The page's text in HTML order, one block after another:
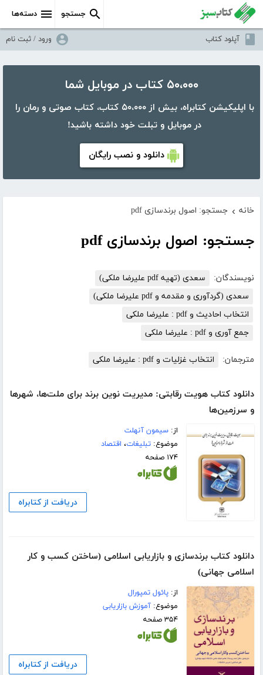
دسته‌ها جستجو
آپلود کتاب ورود / ثبت نام
۵۰،۰۰۰ کتاب در موبایل شما
با اپلیکیشن کتابراه، بیش از ۵۰،۰۰۰ کتاب، کتاب صوتی و رمان را
در موبایل و تبلت خود داشته باشید!
دانلود و نصب رایگان
خانه › جستجو: اصول برندسازی pdf
جستجو: اصول برندسازی pdf
نویسندگان:
سعدی (تهیه pdf علیرضا ملکی)
سعدی (گردآوری و مقدمه و pdf علیرضا ملکی)
انتخاب احادیث و pdf : علیرضا ملکی
جمع آوری و pdf : علیرضا ملکی
مترجمان: انتخاب غزلیات و pdf : علیرضا ملکی
دانلود کتاب هویت رقابتی: مدیریت نوین برند برای ملت‌ها، شهرها
و سرزمین‌ها
از:سیمون آنهلت
موضوع:تبلیغات، اقتصاد
۱۷۴ صفحه
دریافت از کتابراه
دانلود کتاب برندسازی و بازاریابی اسلامی (ساختن کسب و کار
اسلامی جهانی)
از:پائول تمپورال
موضوع:آموزش بازاریابی
۳۵۴ صفحه
دریافت از کتابراه